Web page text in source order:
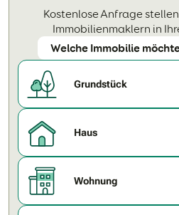
Kostenlose Anfrage
Immobilienmaklern in
Welche Immobilie
Grundstück
Haus
Wohnung